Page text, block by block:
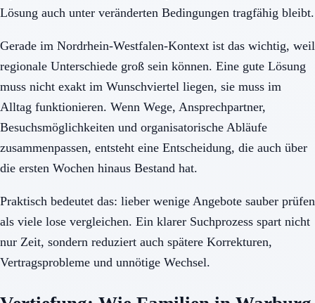
Lösung auch unter veränderten Bedingungen tragfähig bleibt.
Gerade im Nordrhein-Westfalen-Kontext ist das wichtig, weil
regionale Unterschiede groß sein können. Eine gute Lösung
muss nicht exakt im Wunschviertel liegen, sie muss im
Alltag funktionieren. Wenn Wege, Ansprechpartner,
Besuchsmöglichkeiten und organisatorische Abläufe
zusammenpassen, entsteht eine Entscheidung, die auch über
die ersten Wochen hinaus Bestand hat.
Praktisch bedeutet das: lieber wenige Angebote sauber prüfen
als viele lose vergleichen. Ein klarer Suchprozess spart nicht
nur Zeit, sondern reduziert auch spätere Korrekturen,
Vertragsprobleme und unnötige Wechsel.